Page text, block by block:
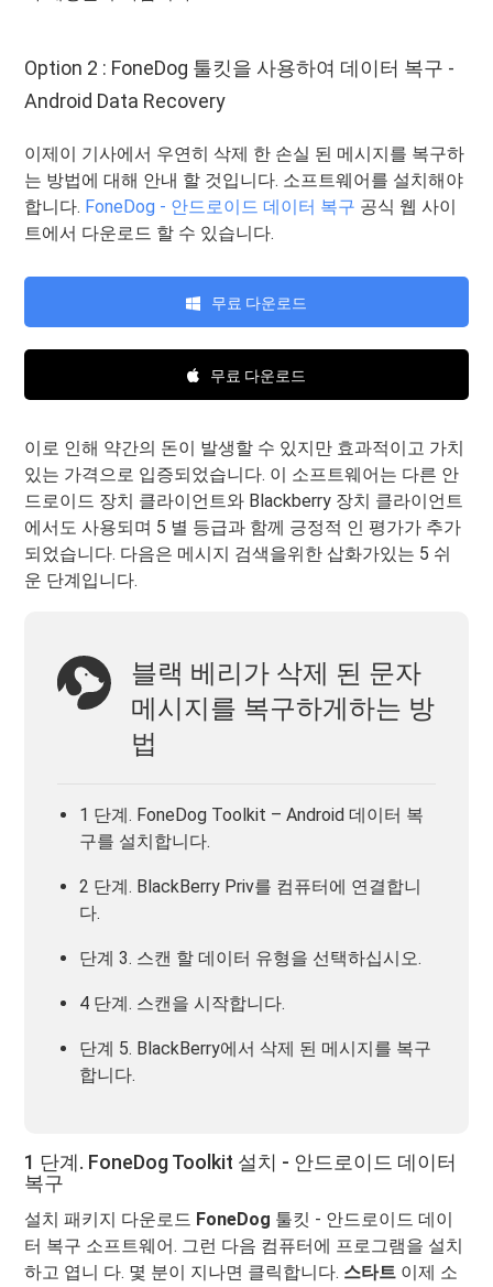
Option 2 : FoneDog 툴킷을 사용하여 데이터 복구 -
Android Data Recovery
이제이 기사에서 우연히 삭제 한 손실 된 메시지를 복구하
는 방법에 대해 안내 할 것입니다. 소프트웨어를 설치해야
합니다. FoneDog - 안드로이드 데이터 복구 공식 웹 사이
트에서 다운로드 할 수 있습니다.
무료 다운로드
무료 다운로드
이로 인해 약간의 돈이 발생할 수 있지만 효과적이고 가치
있는 가격으로 입증되었습니다. 이 소프트웨어는 다른 안
드로이드 장치 클라이언트와 Blackberry 장치 클라이언트
에서도 사용되며 5 별 등급과 함께 긍정적 인 평가가 추가
되었습니다. 다음은 메시지 검색을위한 삽화가있는 5 쉬
운 단계입니다.
블랙 베리가 삭제 된 문자
메시지를 복구하게하는 방
법
1 단계. FoneDog Toolkit – Android 데이터 복
구를 설치합니다.
2 단계. BlackBerry Priv를 컴퓨터에 연결합니
다.
단계 3. 스캔 할 데이터 유형을 선택하십시오.
4 단계. 스캔을 시작합니다.
단계 5. BlackBerry에서 삭제 된 메시지를 복구
합니다.
1 단계. FoneDog Toolkit 설치 - 안드로이드 데이터
복구
설치 패키지 다운로드 FoneDog 툴킷 - 안드로이드 데이
터 복구 소프트웨어. 그런 다음 컴퓨터에 프로그램을 설치
하고 엽니 다. 몇 분이 지나면 클릭합니다. 스타트 이제 소